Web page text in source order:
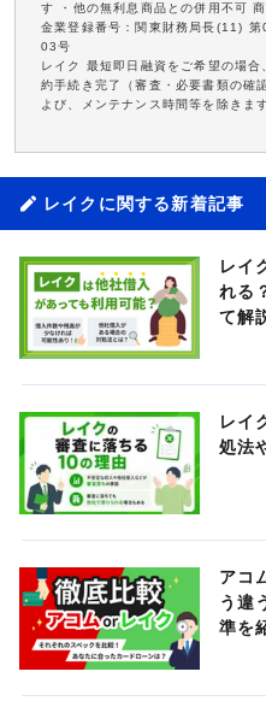
す ・他の無利息商品との併用不可
金業登録番号：関東財務局長(11)
03号
レイク 最短即日融資をご希望の場
約手続き完了（審査・必要書類の確
よび、メンテナンス時間等を除きます
レイクに関する新着記事
レイ
れる
て解
レイ
処法
アコ
う違
準を